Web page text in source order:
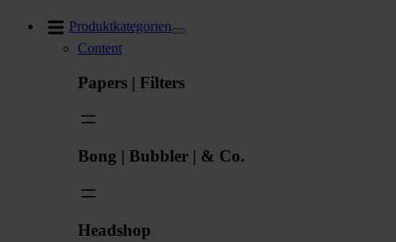
Produktkategorien
Content
Papers | Filters
Bong | Bubbler | & Co.
Headshop